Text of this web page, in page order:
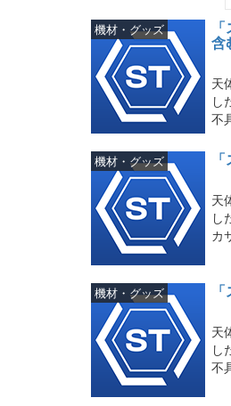
含
機材・グッズ
天
し
不
機材・グッズ
天
し
カ
機材・グッズ
天
し
不